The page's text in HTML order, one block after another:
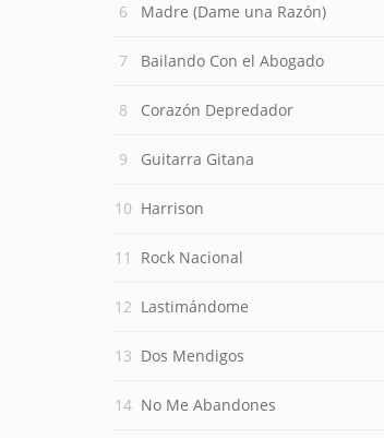
Madre (Dame una Razón)
Bailando Con el Abogado
Corazón Depredador
Guitarra Gitana
Harrison
Rock Nacional
Lastimándome
Dos Mendigos
No Me Abandones